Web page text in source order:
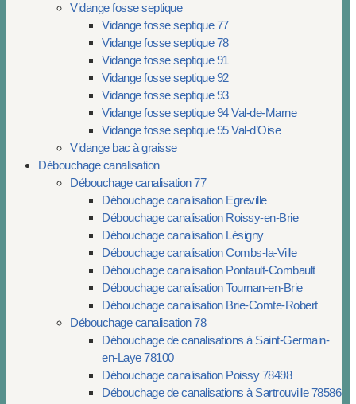
Vidange fosse septique
Vidange fosse septique 77
Vidange fosse septique 78
Vidange fosse septique 91
Vidange fosse septique 92
Vidange fosse septique 93
Vidange fosse septique 94 Val-de-Marne
Vidange fosse septique 95 Val-d’Oise
Vidange bac à graisse
Débouchage canalisation
Débouchage canalisation 77
Débouchage canalisation Egreville
Débouchage canalisation Roissy-en-Brie
Débouchage canalisation Lésigny
Débouchage canalisation Combs-la-Ville
Débouchage canalisation Pontault-Combault
Débouchage canalisation Tournan-en-Brie
Débouchage canalisation Brie-Comte-Robert
Débouchage canalisation 78
Débouchage de canalisations à Saint-Germain-
en-Laye 78100
Débouchage canalisation Poissy 78498
Débouchage de canalisations à Sartrouville 78586